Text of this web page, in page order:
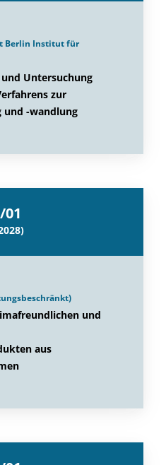
Berlin Institut für
Untersuchung
zur
und -wandlung
und
aus